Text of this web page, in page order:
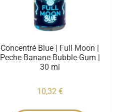
Concentré Blue | Full Moon |
Peche Banane Bubble-Gum |
30 ml
10,32 €